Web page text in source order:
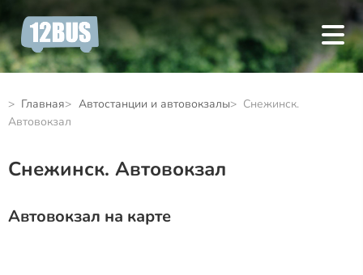
Главная Автостанции и автовокзалы
Снежинск.
Автовокзал
Снежинск. Автовокзал
Автовокзал на карте